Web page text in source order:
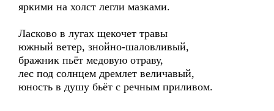
яркими на холст легли мазками.
Ласково в лугах щекочет травы
южный ветер, знойно-шаловливый,
бражник пьёт медовую отраву,
лес под солнцем дремлет величавый,
юность в душу бьёт с речным приливом.